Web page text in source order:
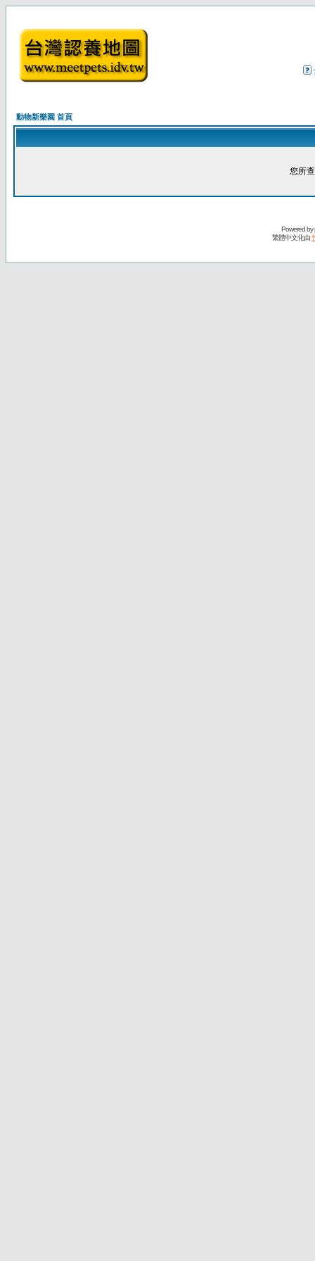
動物新樂園 首頁
您所
Powered by
繁體中文化由